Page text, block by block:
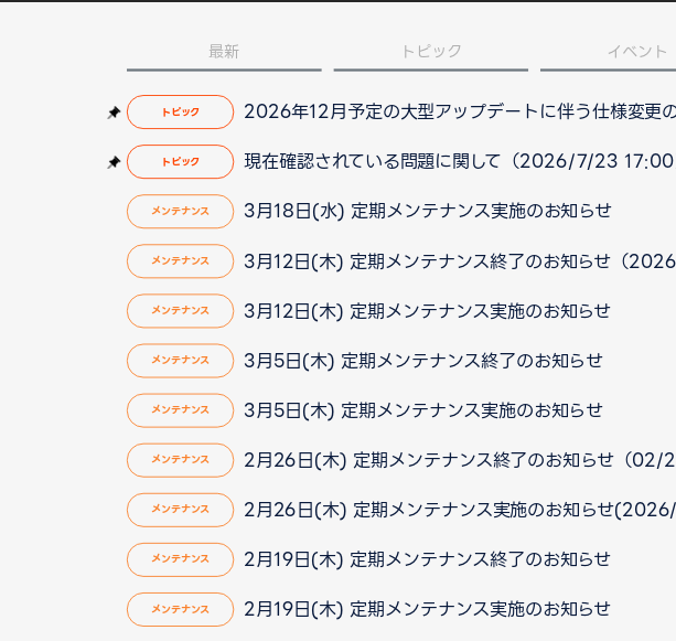
最新 トピック イベント
トピック 2026年12月予定の大型アップデートに伴う仕様変更
トピック 現在確認されている問題に関して（2026/7/23 17:00
メンテナンス 3月18日(水) 定期メンテナンス実施のお知らせ
メンテナンス 3月12日(木) 定期メンテナンス終了のお知らせ（
メンテナンス 3月12日(木) 定期メンテナンス実施のお知らせ
メンテナンス 3月5日(木) 定期メンテナンス終了のお知らせ
メンテナンス 3月5日(木) 定期メンテナンス実施のお知らせ
メンテナンス 2月26日(木) 定期メンテナンス終了のお知らせ（02/
メンテナンス 2月26日(木) 定期メンテナンス実施のお知らせ
メンテナンス 2月19日(木) 定期メンテナンス終了のお知らせ
メンテナンス 2月19日(木) 定期メンテナンス実施のお知らせ